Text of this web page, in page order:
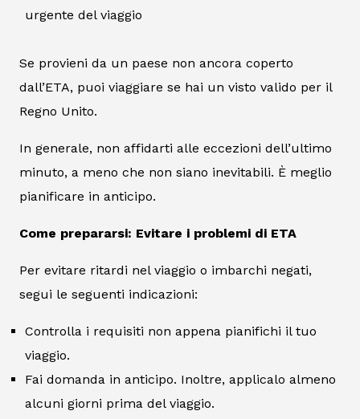
urgente del viaggio
Se provieni da un paese non ancora coperto
dall’ETA, puoi viaggiare se hai un visto valido per il
Regno Unito.
In generale, non affidarti alle eccezioni dell’ultimo
minuto, a meno che non siano inevitabili. È meglio
pianificare in anticipo.
Come prepararsi: Evitare i problemi di ETA
Per evitare ritardi nel viaggio o imbarchi negati,
segui le seguenti indicazioni:
Controlla i requisiti non appena pianifichi il tuo
viaggio.
Fai domanda in anticipo. Inoltre, applicalo almeno
alcuni giorni prima del viaggio.